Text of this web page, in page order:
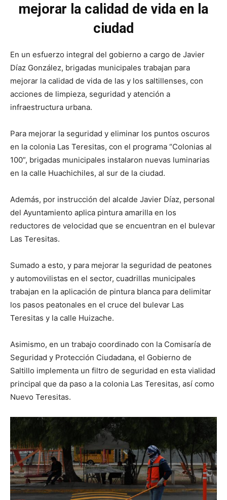
mejorar la calidad de vida en la
ciudad
En un esfuerzo integral del gobierno a cargo de Javier
Díaz González, brigadas municipales trabajan para
mejorar la calidad de vida de las y los saltillenses, con
acciones de limpieza, seguridad y atención a
infraestructura urbana.
Para mejorar la seguridad y eliminar los puntos oscuros
en la colonia Las Teresitas, con el programa “Colonias al
100”, brigadas municipales instalaron nuevas luminarias
en la calle Huachichiles, al sur de la ciudad.
Además, por instrucción del alcalde Javier Díaz, personal
del Ayuntamiento aplica pintura amarilla en los
reductores de velocidad que se encuentran en el bulevar
Las Teresitas.
Sumado a esto, y para mejorar la seguridad de peatones
y automovilistas en el sector, cuadrillas municipales
trabajan en la aplicación de pintura blanca para delimitar
los pasos peatonales en el cruce del bulevar Las
Teresitas y la calle Huizache.
Asimismo, en un trabajo coordinado con la Comisaría de
Seguridad y Protección Ciudadana, el Gobierno de
Saltillo implementa un filtro de seguridad en esta vialidad
principal que da paso a la colonia Las Teresitas, así como
Nuevo Teresitas.